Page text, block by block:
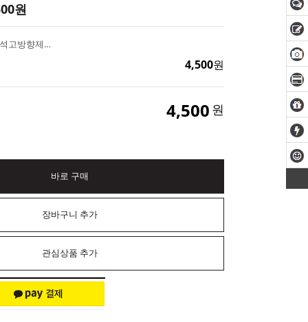
원
라벤더팜 타블렛몰드 석고방향제 캔들 만들기
4,500원
4,500 원
바로 구매
장바구니 추가
관심상품 추가